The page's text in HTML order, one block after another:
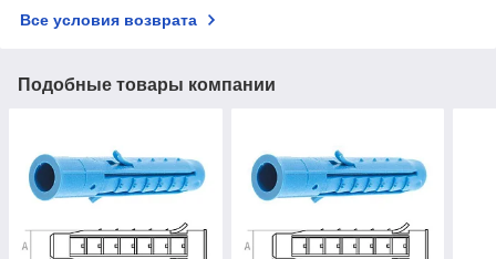
Все условия возврата
Подобные товары компании